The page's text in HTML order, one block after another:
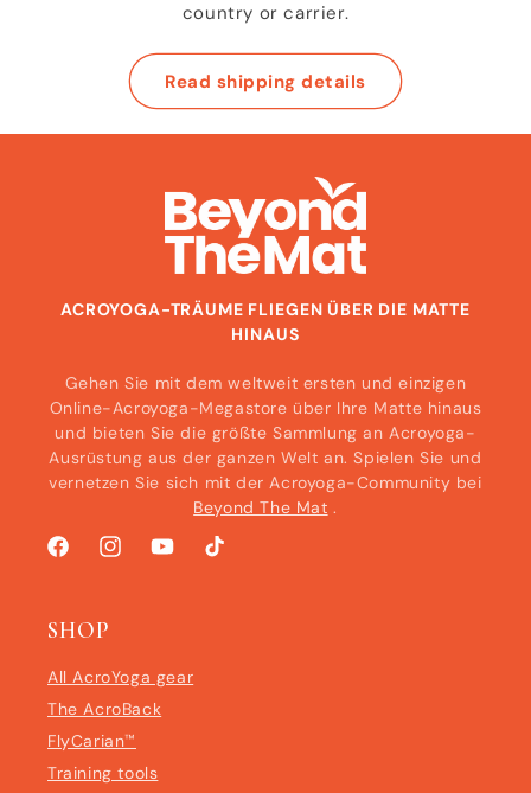
country or carrier.
Read shipping details
ACROYOGA-TRÄUME FLIEGEN ÜBER DIE MATTE
HINAUS
Gehen Sie mit dem weltweit ersten und einzigen
Online-Acroyoga-Megastore über Ihre Matte hinaus
und bieten Sie die größte Sammlung an Acroyoga-
Ausrüstung aus der ganzen Welt an. Spielen Sie und
vernetzen Sie sich mit der Acroyoga-Community bei
Beyond The Mat .
FacebookInstagramYouTubeTikTok
SHOP
All AcroYoga gear
The AcroBack
FlyCarian™
Training tools